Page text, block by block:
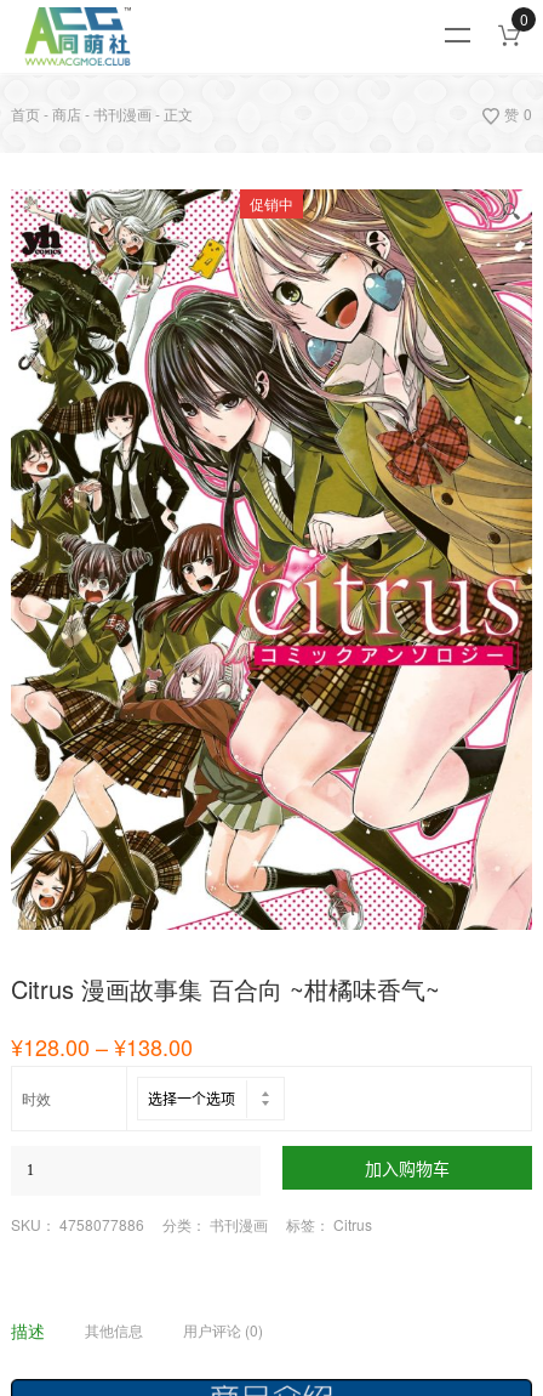
首页-商店-书刊漫画- 正文 赞 0
🔍
促销中
Citrus 漫画故事集 百合向 ~柑橘味香气~
¥128.00–¥138.00
时效
加入购物车
SKU： 4758077886 分类： 书刊漫画 标签： Citrus
描述 其他信息 用户评论 (0)
0